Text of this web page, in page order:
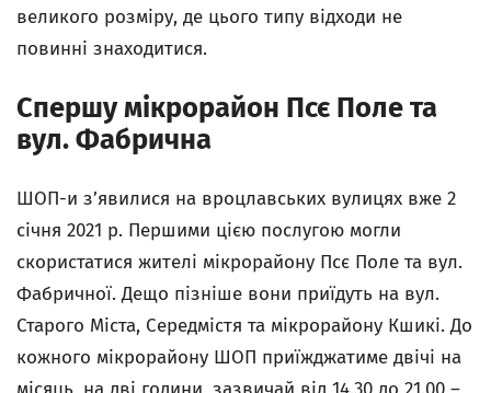
великого розміру, де цього типу відходи не
повинні знаходитися.
Спершу мікрорайон Псє Поле та
вул. Фабрична
ШОП-и з’явилися на вроцлавських вулицях вже 2
січня 2021 р. Першими цією послугою могли
скористатися жителі мікрорайону Псє Поле та вул.
Фабричної. Дещо пізніше вони приїдуть на вул.
Старого Міста, Середмістя та мікрорайону Кшикі. До
кожного мікрорайону ШОП приїжджатиме двічі на